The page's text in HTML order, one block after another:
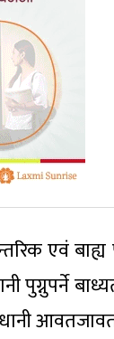
एवं
पुग्नुपर्ने